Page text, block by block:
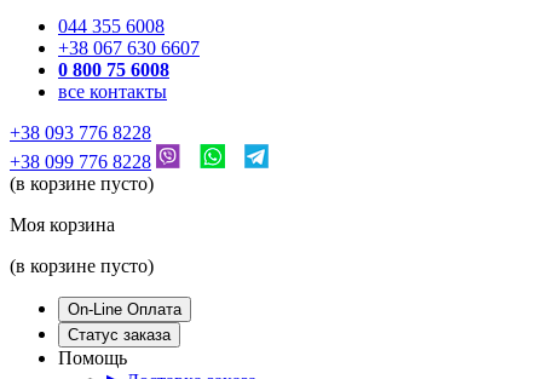
044 355 6008
+38 067 630 6607
0 800 75 6008
все контакты
+38 093 776 8228
+38 099 776 8228
(в корзине пусто)
Моя корзина
(в корзине пусто)
On-Line Оплата
Статус заказа
Помощь